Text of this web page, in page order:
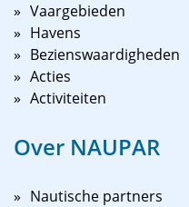
Vaargebieden
Havens
Bezienswaardigheden
Acties
Activiteiten
Over NAUPAR
Nautische partners